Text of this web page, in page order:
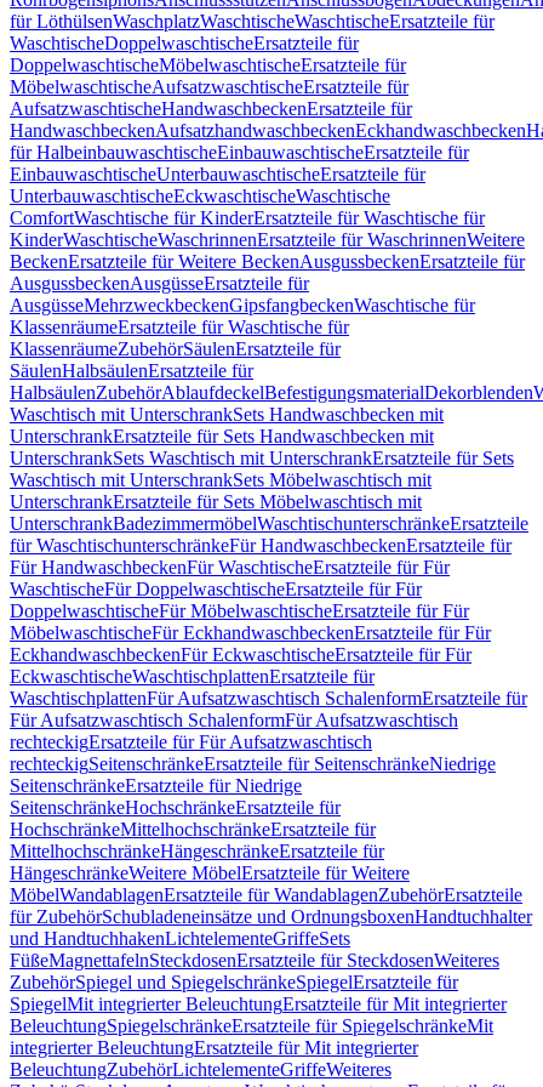
für LöthülsenWaschplatzWaschtischeWaschtischeErsatzteile für
WaschtischeDoppelwaschtischeErsatzteile für
DoppelwaschtischeMöbelwaschtischeErsatzteile für
MöbelwaschtischeAufsatzwaschtischeErsatzteile für
AufsatzwaschtischeHandwaschbeckenErsatzteile für
HandwaschbeckenAufsatzhandwaschbeckenEckhandwaschbecken
für HalbeinbauwaschtischeEinbauwaschtischeErsatzteile für
EinbauwaschtischeUnterbauwaschtischeErsatzteile für
UnterbauwaschtischeEckwaschtischeWaschtische
ComfortWaschtische für KinderErsatzteile für Waschtische für
KinderWaschtischeWaschrinnenErsatzteile für WaschrinnenWeitere
BeckenErsatzteile für Weitere BeckenAusgussbeckenErsatzteile für
AusgussbeckenAusgüsseErsatzteile für
AusgüsseMehrzweckbeckenGipsfangbeckenWaschtische für
KlassenräumeErsatzteile für Waschtische für
KlassenräumeZubehörSäulenErsatzteile für
SäulenHalbsäulenErsatzteile für
HalbsäulenZubehörAblaufdeckelBefestigungsmaterialDekorblenden
Waschtisch mit UnterschrankSets Handwaschbecken mit
UnterschrankErsatzteile für Sets Handwaschbecken mit
UnterschrankSets Waschtisch mit UnterschrankErsatzteile für Sets
Waschtisch mit UnterschrankSets Möbelwaschtisch mit
UnterschrankErsatzteile für Sets Möbelwaschtisch mit
UnterschrankBadezimmermöbelWaschtischunterschränkeErsatzteile
für WaschtischunterschränkeFür HandwaschbeckenErsatzteile für
Für HandwaschbeckenFür WaschtischeErsatzteile für Für
WaschtischeFür DoppelwaschtischeErsatzteile für Für
DoppelwaschtischeFür MöbelwaschtischeErsatzteile für Für
MöbelwaschtischeFür EckhandwaschbeckenErsatzteile für Für
EckhandwaschbeckenFür EckwaschtischeErsatzteile für Für
EckwaschtischeWaschtischplattenErsatzteile für
WaschtischplattenFür Aufsatzwaschtisch SchalenformErsatzteile für
Für Aufsatzwaschtisch SchalenformFür Aufsatzwaschtisch
rechteckigErsatzteile für Für Aufsatzwaschtisch
rechteckigSeitenschränkeErsatzteile für SeitenschränkeNiedrige
SeitenschränkeErsatzteile für Niedrige
SeitenschränkeHochschränkeErsatzteile für
HochschränkeMittelhochschränkeErsatzteile für
MittelhochschränkeHängeschränkeErsatzteile für
HängeschränkeWeitere MöbelErsatzteile für Weitere
MöbelWandablagenErsatzteile für WandablagenZubehörErsatzteile
für ZubehörSchubladeneinsätze und OrdnungsboxenHandtuchhalter
und HandtuchhakenLichtelementeGriffeSets
FüßeMagnettafelnSteckdosenErsatzteile für SteckdosenWeiteres
ZubehörSpiegel und SpiegelschränkeSpiegelErsatzteile für
SpiegelMit integrierter BeleuchtungErsatzteile für Mit integrierter
BeleuchtungSpiegelschränkeErsatzteile für SpiegelschränkeMit
integrierter BeleuchtungErsatzteile für Mit integrierter
BeleuchtungZubehörLichtelementeGriffeWeiteres